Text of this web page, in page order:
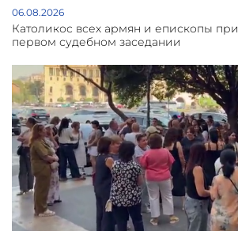
06.08.2026
Католикос всех армян и епископы
первом судебном заседании